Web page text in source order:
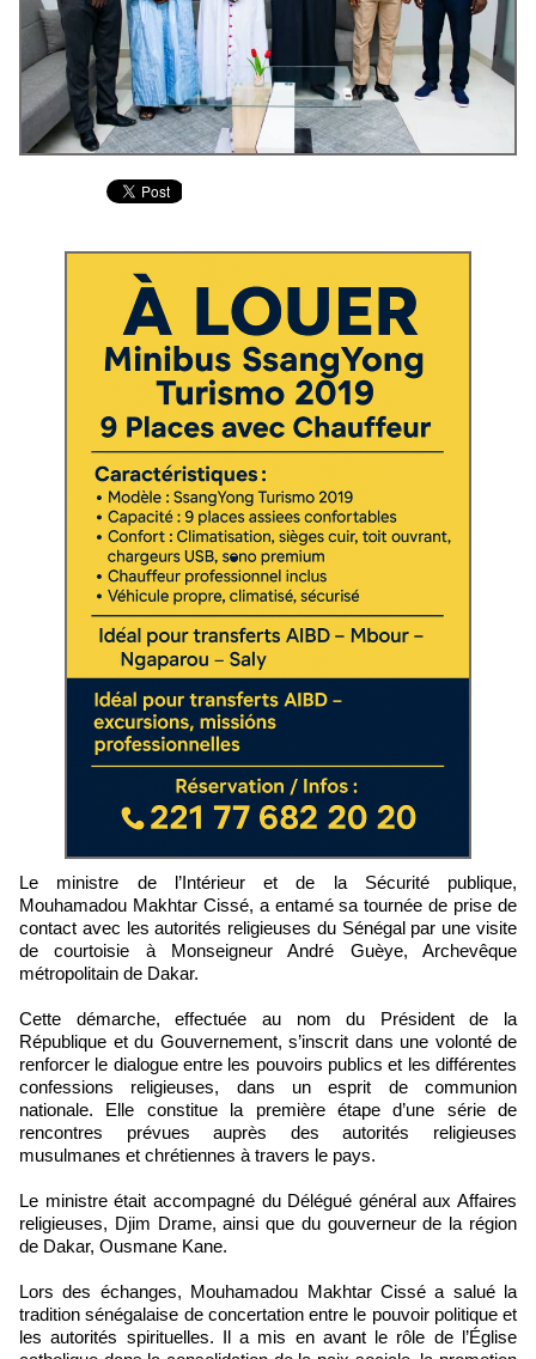
Le ministre de l’Intérieur et de la Sécurité publique,
Mouhamadou Makhtar Cissé, a entamé sa tournée de prise de
contact avec les autorités religieuses du Sénégal par une visite
de courtoisie à Monseigneur André Guèye, Archevêque
métropolitain de Dakar.
Cette démarche, effectuée au nom du Président de la
République et du Gouvernement, s’inscrit dans une volonté de
renforcer le dialogue entre les pouvoirs publics et les différentes
confessions religieuses, dans un esprit de communion
nationale. Elle constitue la première étape d’une série de
rencontres prévues auprès des autorités religieuses
musulmanes et chrétiennes à travers le pays.
Le ministre était accompagné du Délégué général aux Affaires
religieuses, Djim Drame, ainsi que du gouverneur de la région
de Dakar, Ousmane Kane.
Lors des échanges, Mouhamadou Makhtar Cissé a salué la
tradition sénégalaise de concertation entre le pouvoir politique et
les autorités spirituelles. Il a mis en avant le rôle de l’Église